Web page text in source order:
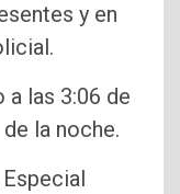
y en
a las 3:06 de
la noche.